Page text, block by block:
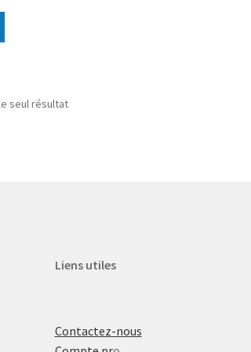
seul résultat
Liens utiles
Contactez-nous